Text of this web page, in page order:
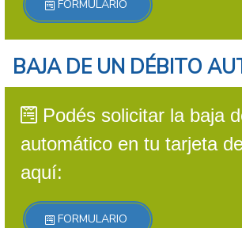
FORMULARIO
BAJA DE UN DÉBITO
Podés solicitar la baja
automático en tu tarjeta
aquí:
FORMULARIO